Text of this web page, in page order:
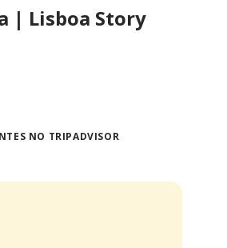
| Lisboa Story
NO TRIPADVISOR